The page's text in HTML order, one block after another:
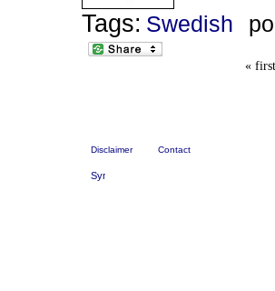
Tags: Swedish
« first
Disclaimer Contact